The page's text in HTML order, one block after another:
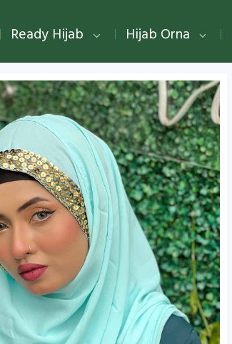
Ready Hijab Hijab Orna